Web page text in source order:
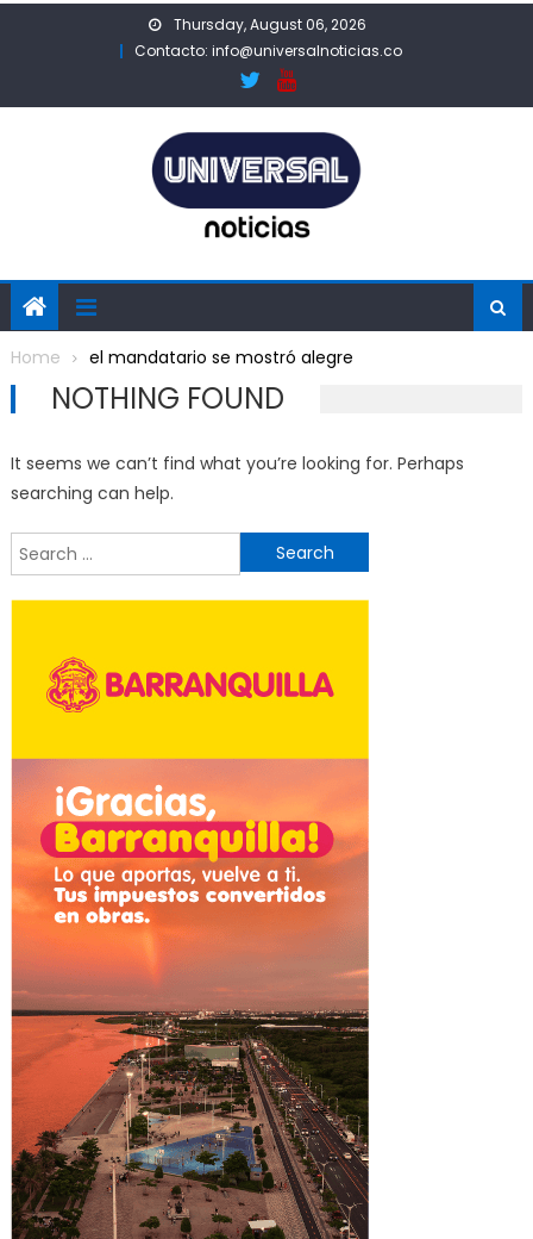
Thursday, August 06, 2026
Contacto: info@universalnoticias.co
Home el mandatario se mostró alegre
NOTHING FOUND
It seems we can’t find what you’re looking for. Perhaps
searching can help.
for: